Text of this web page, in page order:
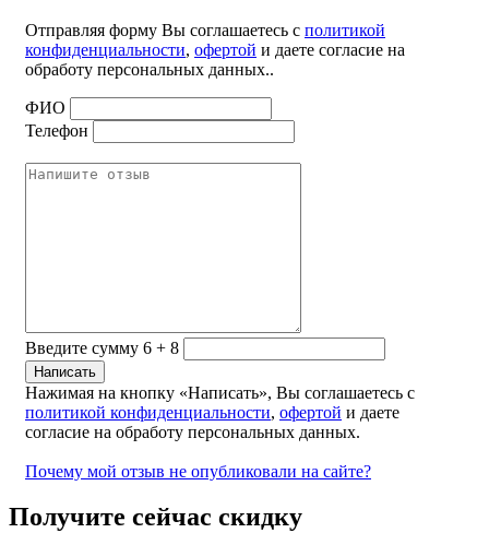
Отправляя форму Вы соглашаетесь с политикой
конфиденциальности, офертой и даете согласие на
обработу персональных данных..
ФИО
Телефон
Введите сумму 6 + 8
Нажимая на кнопку «Написать», Вы соглашаетесь с
политикой конфиденциальности, офертой и даете
согласие на обработу персональных данных.
Почему мой отзыв не опубликовали на сайте?
Получите сейчас скидку